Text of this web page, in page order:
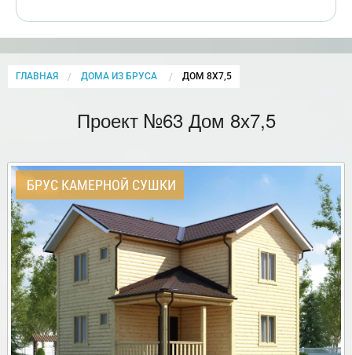
ГЛАВНАЯ ДОМА ИЗ БРУСА CURRENT:
ДОМ 8Х7,5
Проект №63 Дом 8х7,5
БРУС КАМЕРНОЙ СУШКИ